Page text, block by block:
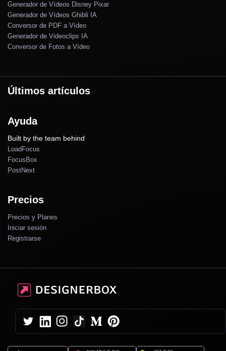
Generador de Vídeos Disney Pixar
Generador de Vídeos Ghibli IA
Conversor de PDF a Vídeo
Generador de Videoclips IA
Conversor de Fotos a Vídeo
Últimos artículos
Ayuda
Built by the team behind
LoadFocus
FocusBox
PostNext
Precios
Precios y Planes
Iniciar sesión
Registrarse